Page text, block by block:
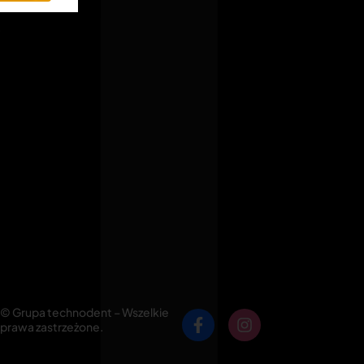
© Grupa technodent – Wszelkie
prawa zastrzeżone.